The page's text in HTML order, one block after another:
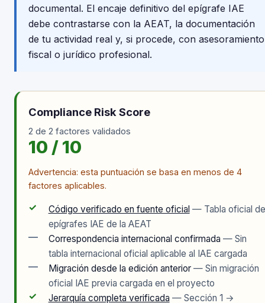
documental. El encaje definitivo del epígrafe IAE
debe contrastarse con la AEAT, la documentación
de tu actividad real y, si procede, con asesoramiento
fiscal o jurídico profesional.
Compliance Risk Score
2 de 2 factores validados
10 / 10
Advertencia: esta puntuación se basa en menos de 4
factores aplicables.
✓ Código verificado en fuente oficial — Tabla oficial de
epígrafes IAE de la AEAT
— Correspondencia internacional confirmada — Sin
tabla internacional oficial aplicable al IAE cargada
— Migración desde la edición anterior — Sin migración
oficial IAE previa cargada en el proyecto
✓ Jerarquía completa verificada — Sección 1 →